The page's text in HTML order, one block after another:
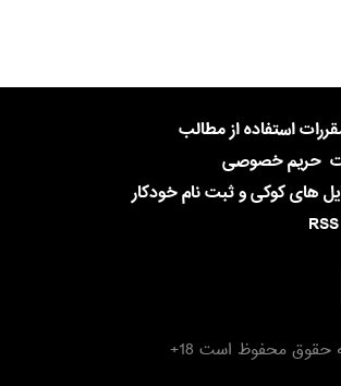
استفاده از مطالب
حریم خصوصی
های کوکی و ثبت نام خودکار
RSS